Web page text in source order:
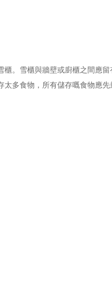
。雪櫃與牆壁或廚櫃之間應留
多食物，所有儲存嘅食物應先